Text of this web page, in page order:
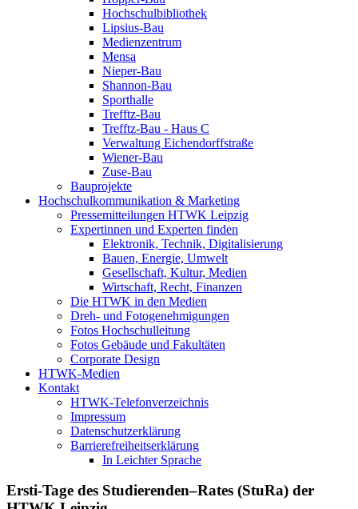
Hochschulbibliothek
Lipsius-Bau
Medienzentrum
Mensa
Nieper-Bau
Shannon-Bau
Sporthalle
Trefftz-Bau
Trefftz-Bau - Haus C
Verwaltung Eichendorffstraße
Wiener-Bau
Zuse-Bau
Bauprojekte
Hochschulkommunikation & Marketing
Pressemitteilungen HTWK Leipzig
Expertinnen und Experten finden
Elektronik, Technik, Digitalisierung
Bauen, Energie, Umwelt
Gesellschaft, Kultur, Medien
Wirtschaft, Recht, Finanzen
Die HTWK in den Medien
Dreh- und Fotogenehmigungen
Fotos Hochschulleitung
Fotos Gebäude und Fakultäten
Corporate Design
HTWK-Medien
Kontakt
HTWK-Telefonverzeichnis
Impressum
Datenschutzerklärung
Barrierefreiheitserklärung
In Leichter Sprache
Ersti-Tage des Studierenden–Rates (StuRa) der